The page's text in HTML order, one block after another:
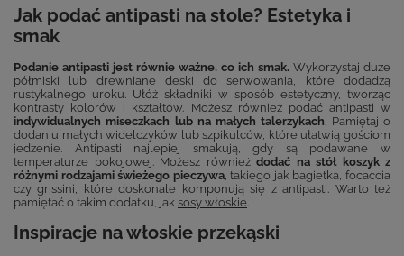
Jak podać antipasti na stole? Estetyka i
smak
Podanie antipasti jest równie ważne, co ich smak. Wykorzystaj duże
półmiski lub drewniane deski do serwowania, które dodadzą
rustykalnego uroku. Ułóż składniki w sposób estetyczny, tworząc
kontrasty kolorów i kształtów. Możesz również podać antipasti w
indywidualnych miseczkach lub na małych talerzykach. Pamiętaj o
dodaniu małych widelczyków lub szpikulców, które ułatwią gościom
jedzenie. Antipasti najlepiej smakują, gdy są podawane w
temperaturze pokojowej. Możesz również dodać na stół koszyk z
różnymi rodzajami świeżego pieczywa, takiego jak bagietka, focaccia
czy grissini, które doskonale komponują się z antipasti. Warto też
pamiętać o takim dodatku, jak sosy włoskie.
Inspiracje na włoskie przekąski